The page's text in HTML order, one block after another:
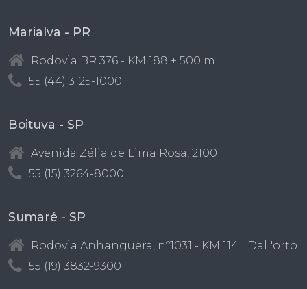
Marialva - PR
Rodovia BR 376 - KM 188 + 500 m
55 (44) 3125-1000
Boituva - SP
Avenida Zélia de Lima Rosa, 2100
55 (15) 3264-8000
Sumaré - SP
Rodovia Anhanguera, nº1031 - KM 114 | Dall'orto
55 (19) 3832-9300